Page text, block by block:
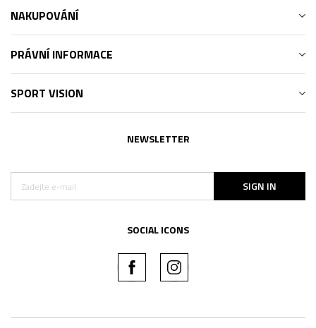
NAKUPOVÁNÍ
PRÁVNÍ INFORMACE
SPORT VISION
NEWSLETTER
SIGN IN
SOCIAL ICONS